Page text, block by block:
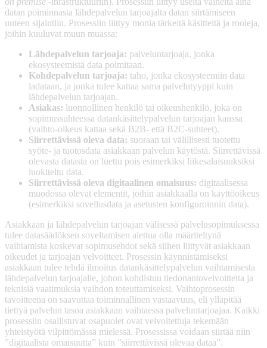
datan poiminnasta lähdepalvelun tarjoajalta datan siirtämiseen
uuteen sijaintiin. Prosessiin liittyy monia tärkeitä käsitteitä ja rooleja,
joihin kuuluvat muun muassa:
Lähdepalvelun tarjoaja: palveluntarjoaja, jonka
ekosysteemistä data poimitaan.
Kohdepalvelun tarjoaja: taho, jonka ekosysteemiin data
ladataan, ja jonka tulee kattaa sama palvelutyyppi kuin
lähdepalvelun tarjoajan.
Asiakas: luonnollinen henkilö tai oikeushenkilö, joka on
sopimussuhteessa datankäsittelypalvelun tarjoajan kanssa
(vaihto-oikeus kattaa sekä B2B- että B2C-suhteet).
Siirrettävissä oleva data: suoraan tai välillisesti tuotettu
syöte- ja tuotosdata asiakkaan palvelun käytöstä. Siirrettävissä
olevasta datasta on luettu pois esimerkiksi liikesalaisuuksiksi
luokiteltu data.
Siirrettävissä oleva digitaalinen omaisuus: digitaalisessa
muodossa olevat elementit, joihin asiakkaalla on käyttöoikeus
(esimerkiksi sovellusdata ja asetusten konfiguroinnin data).
Asiakkaan ja lähdepalvelun tarjoajan välisessä palvelusopimuksessa
tulee datasäädöksen soveltamisen alettua olla määriteltynä
vaihtamista koskevat sopimusehdot sekä siihen liittyvät asiakkaan
oikeudet ja tarjoajan velvoitteet. Prosessin käynnistämiseksi
asiakkaan tulee tehdä ilmoitus datankäsittelypalvelun vaihtamisesta
lähdepalvelun tarjoajalle, johon kohdistuu tiedonantovelvoitteita ja
teknisiä vaatimuksia vaihdon toteuttamiseksi. Vaihtoprosessin
tavoitteena on saavuttaa toiminnallinen vastaavuus, eli ylläpitää
tiettyä palvelun tasoa asiakkaan vaihtaessa palveluntarjoajaa. Kaikki
prosessiin osallistuvat osapuolet ovat velvoitettuja tekemään
yhteistyötä vilpittömässä mielessä. Prosessissa voidaan siirtää niin
”digitaalista omaisuutta” kuin ”siirrettävissä olevaa dataa”.